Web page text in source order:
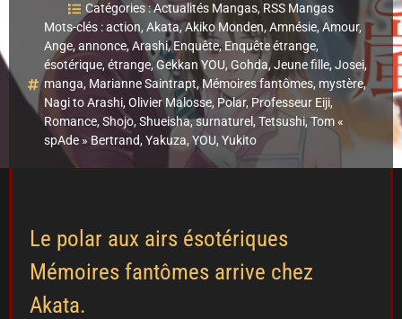
Catégories :Actualités Mangas, RSS Mangas
Mots-clés :action, Akata,Akiko Monden,Amnésie, Amour,
Ange, annonce,Arashi,Enquête,Enquête étrange,
ésotérique, étrange,Gekkan YOU, Gohda,Jeune fille,Josei,
manga, Marianne Saintrapt,Mémoires fantômes, mystère,
Nagi to Arashi,Olivier Malosse, Polar,Professeur Eiji,
Romance,Shojo, Shueisha,surnaturel,Tetsushi, Tom «
spAde » Bertrand, Yakuza, YOU,Yukito
Le polar aux airs ésotériques
Mémoires fantômes arrive chez
Akata.